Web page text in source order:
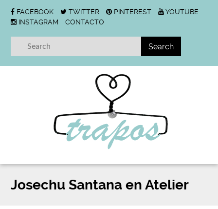
FACEBOOK TWITTER PINTEREST
YOUTUBE
INSTAGRAM
CONTACTO
Josechu Santana en Atelier